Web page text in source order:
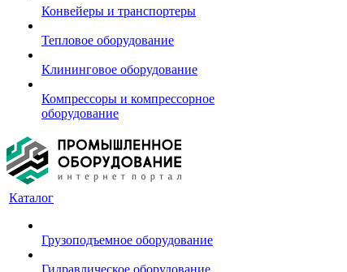
Конвейеры и транспортеры
Тепловое оборудование
Клининговое оборудование
Компрессоры и компрессорное
оборудование
Каталог
Грузоподъемное оборудование
Гидравлическое оборудование